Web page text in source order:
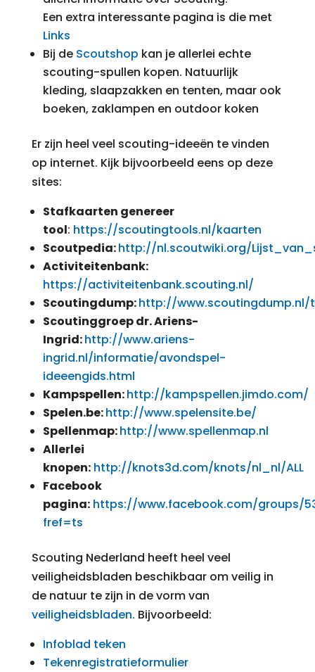
Een extra interessante pagina is die met
Links
Bij de Scoutshop kan je allerlei echte
scouting-spullen kopen. Natuurlijk
kleding, slaapzakken en tenten, maar ook
boeken, zaklampen en outdoor koken
Er zijn heel veel scouting-ideeën te vinden
op internet. Kijk bijvoorbeeld eens op deze
sites:
Stafkaarten genereer
tool: https://scoutingtools.nl/kaarten
Scoutpedia:http://nl.scoutwiki.org/
Activiteitenbank:
https://activiteitenbank.scouting.nl/
Scoutingdump:http://www.scoutingdump.nl/
Scoutinggroep dr. Ariens-
Ingrid:http://www.ariens-
ingrid.nl/informatie/avondspel-
ideeengids.html
Kampspellen:http://kampspellen.jimdo.com/
Spelen.be:http://www.spelensite.be/
Spellenmap:http://www.spellenmap.nl
Allerlei
knopen: http://knots3d.com/knots/nl_nl/ALL
Facebook
pagina: https://www.facebook.com/groups/
fref=ts
Scouting Nederland heeft heel veel
veiligheidsbladen beschikbaar om veilig in
de natuur te zijn in de vorm van
veiligheidsbladen. Bijvoorbeeld:
Infoblad teken
Tekenregistratieformulier